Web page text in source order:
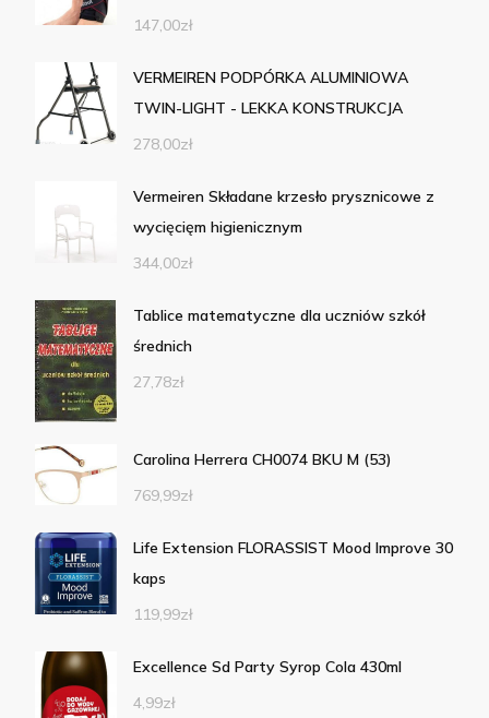
147,00zł
VERMEIREN PODPÓRKA ALUMINIOWA
TWIN-LIGHT - LEKKA KONSTRUKCJA
278,00zł
Vermeiren Składane krzesło prysznicowe z
wycięcięm higienicznym
344,00zł
Tablice matematyczne dla uczniów szkół
średnich
27,78zł
Carolina Herrera CH0074 BKU M (53)
769,99zł
Life Extension FLORASSIST Mood Improve 30
kaps
119,99zł
Excellence Sd Party Syrop Cola 430ml
4,99zł